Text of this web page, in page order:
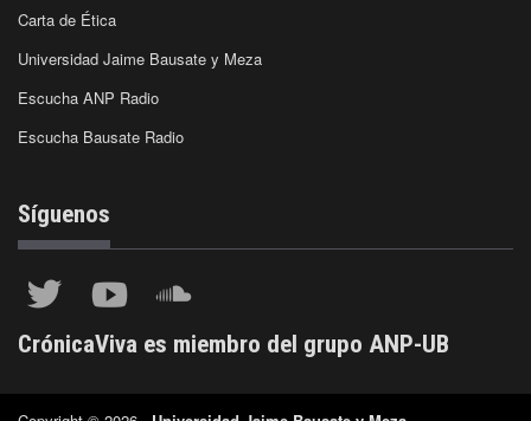
Carta de Ética
Universidad Jaime Bausate y Meza
Escucha ANP Radio
Escucha Bausate Radio
Síguenos
CrónicaViva es miembro del grupo ANP-UB